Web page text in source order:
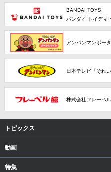
BANDAI TOYS
バンダイ トイディ
アンパンマンポー
日本テレビ「それ
株式会社フレーベ
トピックス
動画
特集